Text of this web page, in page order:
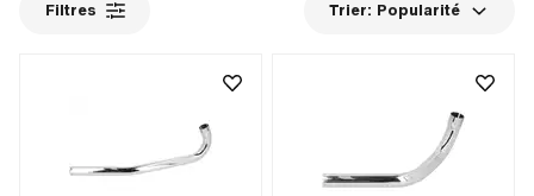
Filtres Trier: Popularité